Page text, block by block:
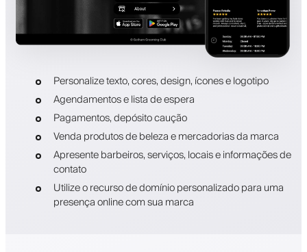
Personalize texto, cores, design, ícones e logotipo
Agendamentos e lista de espera
Pagamentos, depósito caução
Venda produtos de beleza e mercadorias da marca
Apresente barbeiros, serviços, locais e informações de
contato
Utilize o recurso de domínio personalizado para uma
presença online com sua marca